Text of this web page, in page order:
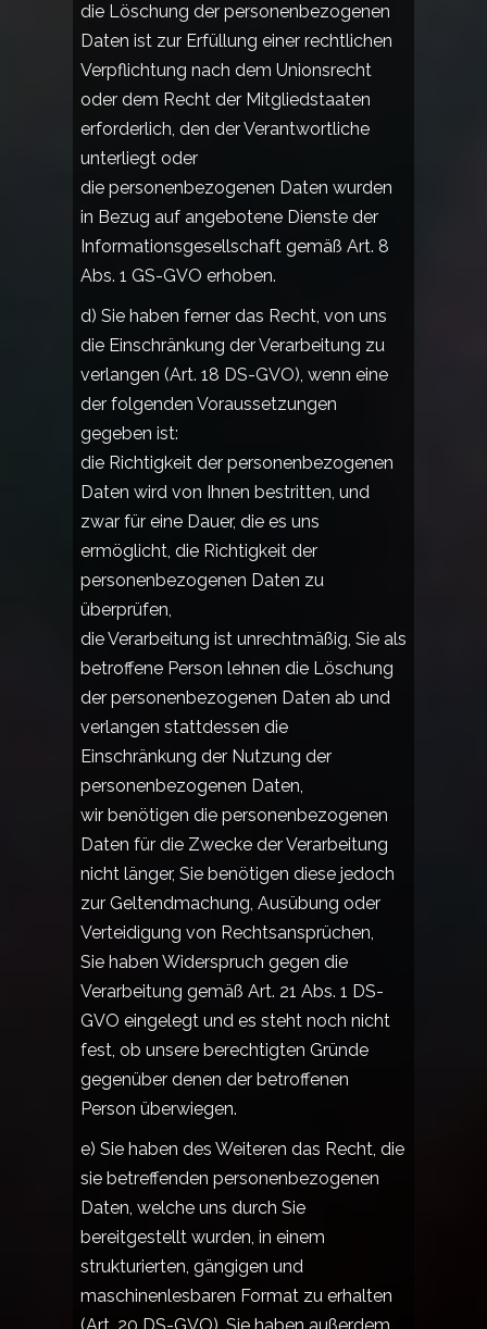
die Löschung der personenbezogenen
Daten ist zur Erfüllung einer rechtlichen
Verpflichtung nach dem Unionsrecht
oder dem Recht der Mitgliedstaaten
erforderlich, den der Verantwortliche
unterliegt oder
die personenbezogenen Daten wurden
in Bezug auf angebotene Dienste der
Informationsgesellschaft gemäß Art. 8
Abs. 1 GS-GVO erhoben.
d) Sie haben ferner das Recht, von uns
die Einschränkung der Verarbeitung zu
verlangen (Art. 18 DS-GVO), wenn eine
der folgenden Voraussetzungen
gegeben ist:
die Richtigkeit der personenbezogenen
Daten wird von Ihnen bestritten, und
zwar für eine Dauer, die es uns
ermöglicht, die Richtigkeit der
personenbezogenen Daten zu
überprüfen,
die Verarbeitung ist unrechtmäßig, Sie als
betroffene Person lehnen die Löschung
der personenbezogenen Daten ab und
verlangen stattdessen die
Einschränkung der Nutzung der
personenbezogenen Daten,
wir benötigen die personenbezogenen
Daten für die Zwecke der Verarbeitung
nicht länger, Sie benötigen diese jedoch
zur Geltendmachung, Ausübung oder
Verteidigung von Rechtsansprüchen,
Sie haben Widerspruch gegen die
Verarbeitung gemäß Art. 21 Abs. 1 DS-
GVO eingelegt und es steht noch nicht
fest, ob unsere berechtigten Gründe
gegenüber denen der betroffenen
Person überwiegen.
e) Sie haben des Weiteren das Recht, die
sie betreffenden personenbezogenen
Daten, welche uns durch Sie
bereitgestellt wurden, in einem
strukturierten, gängigen und
maschinenlesbaren Format zu erhalten